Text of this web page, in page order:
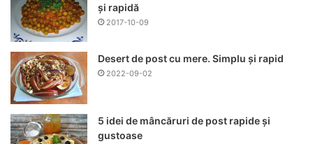
și rapidă
2017-10-09
Desert de post cu mere. Simplu și rapid
2022-09-02
5 idei de mâncăruri de post rapide și
gustoase